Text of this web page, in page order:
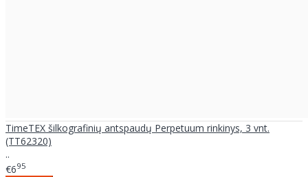
TimeTEX šilkografinių antspaudų Perpetuum rinkinys, 3 vnt.
(TT62320)
..
€695